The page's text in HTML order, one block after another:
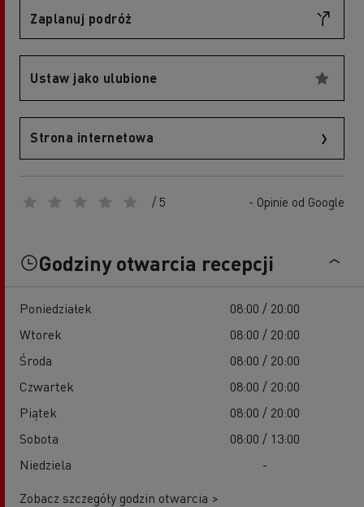
Zaplanuj podróż
Ustaw jako ulubione
Strona internetowa
/ 5 - Opinie od Google
Godziny otwarcia recepcji
Poniedziałek
08:00 / 20:00
Wtorek
08:00 / 20:00
Środa
08:00 / 20:00
Czwartek
08:00 / 20:00
Piątek
08:00 / 20:00
Sobota
08:00 / 13:00
Niedziela
-
Zobacz szczegóły godzin otwarcia >